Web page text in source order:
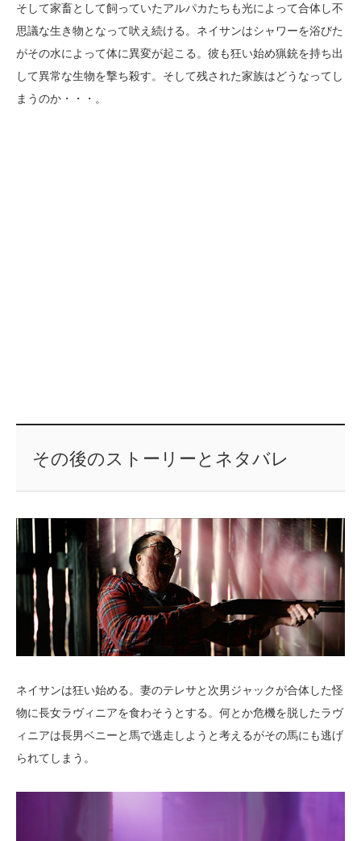
そして家畜として飼っていたアルパカたちも光によって合体し不
思議な生き物となって吠え続ける。ネイサンはシャワーを浴びた
がその水によって体に異変が起こる。彼も狂い始め猟銃を持ち出
して異常な生物を撃ち殺す。そして残された家族はどうなってし
まうのか・・・。
その後のストーリーとネタバレ
ネイサンは狂い始める。妻のテレサと次男ジャックが合体した怪
物に長女ラヴィニアを食わそうとする。何とか危機を脱したラヴ
ィニアは長男ベニーと馬で逃走しようと考えるがその馬にも逃げ
られてしまう。